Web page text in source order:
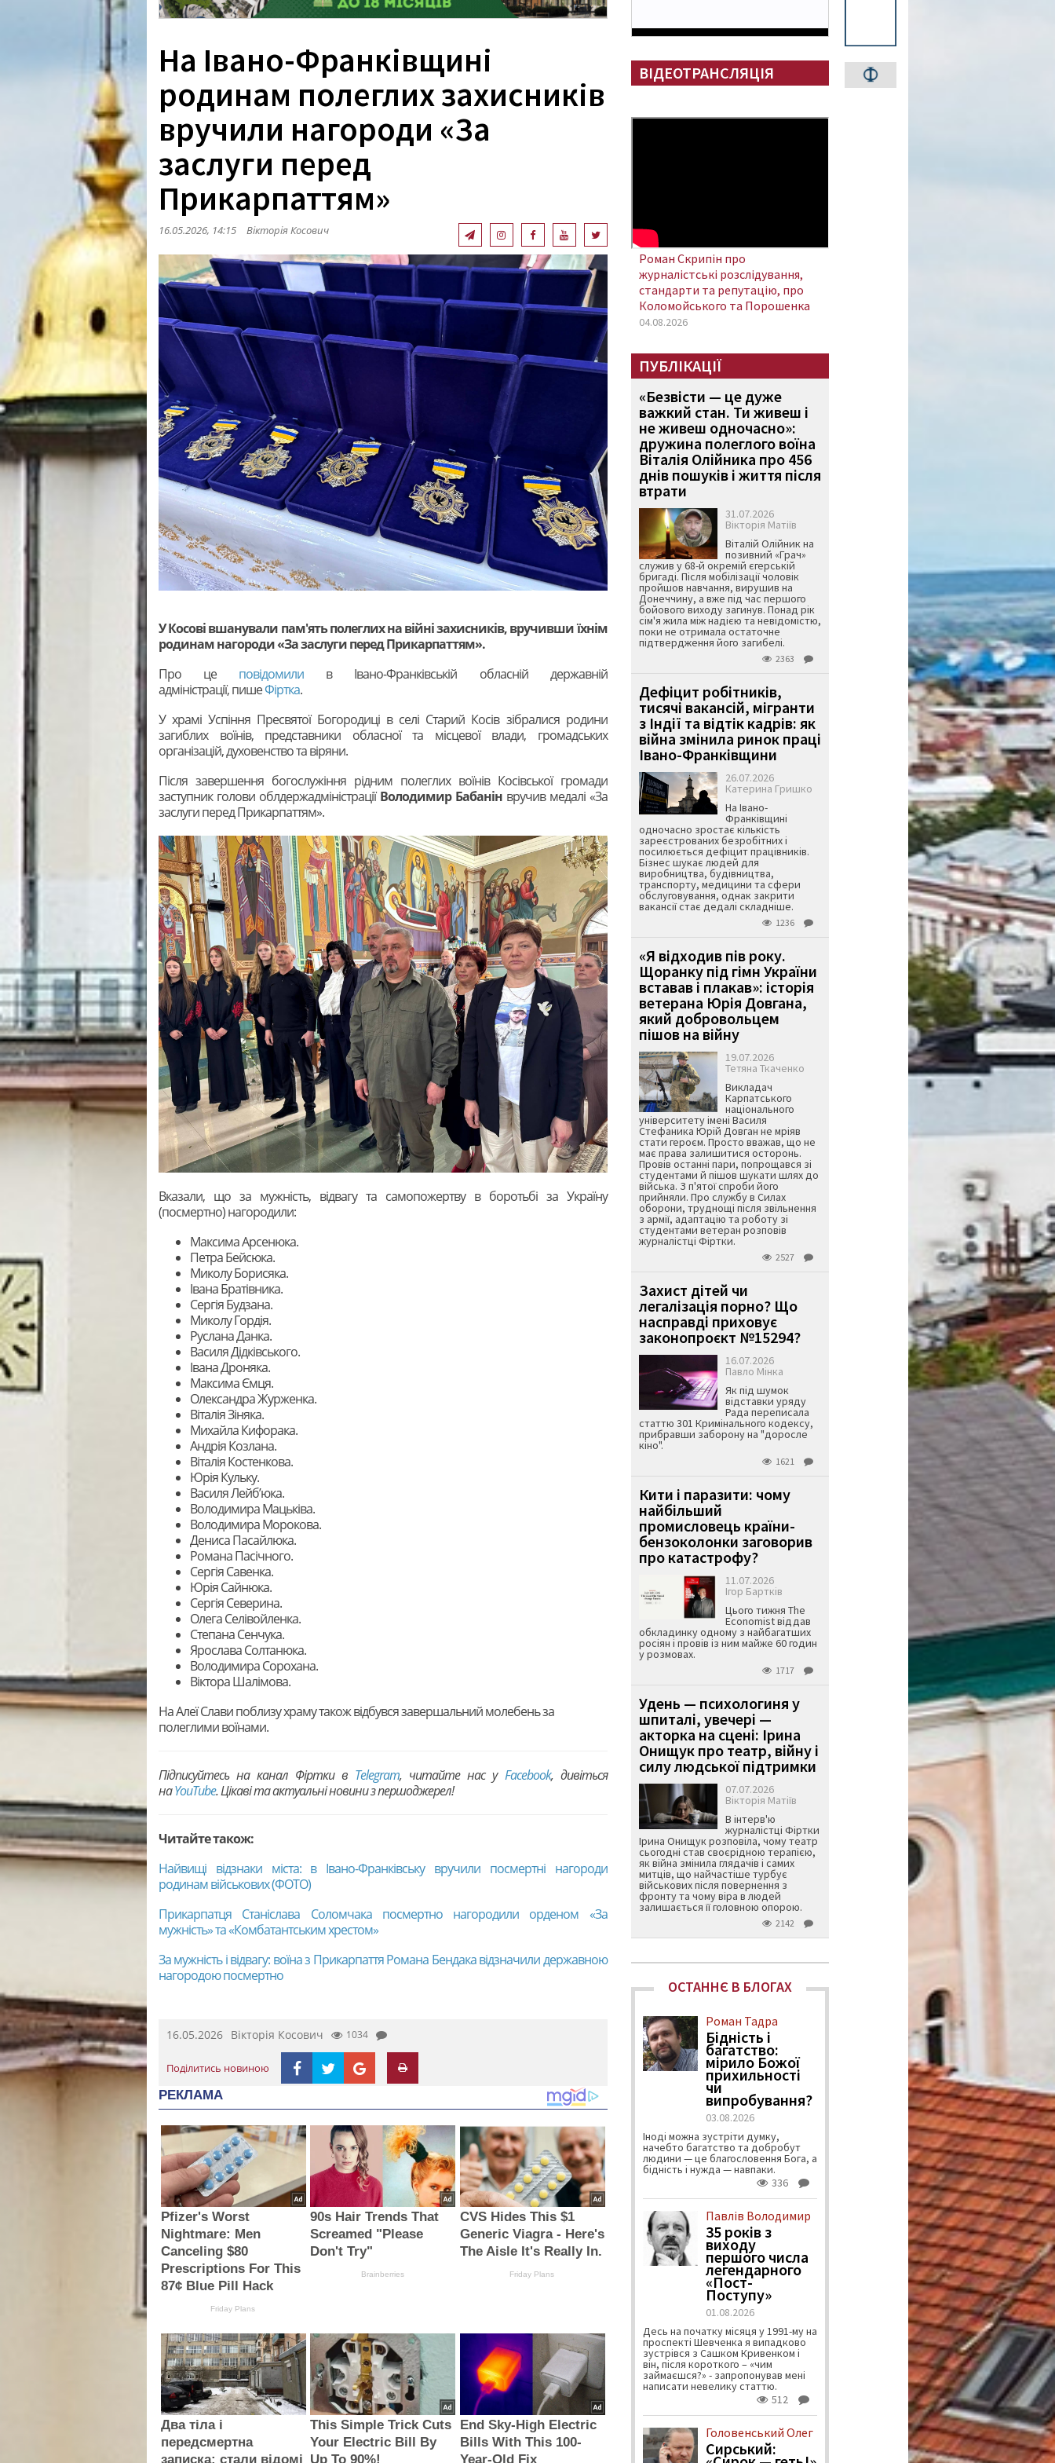
На Івано-Франківщині
родинам полеглих захисників
вручили нагороди «За
заслуги перед
Прикарпаттям»
16.05.2026, 14:15 Вікторія Косович
У Косові вшанували пам'ять полеглих на війні захисників, вручивши їхнім
родинам нагороди «За заслуги перед Прикарпаттям».
Про це повідомили в Івано-Франківській обласній державній
адміністрації, пишеФіртка.
У храмі Успіння Пресвятої Богородиці в селі Старий Косів зібралися родини
загиблих воїнів, представники обласної та місцевої влади, громадських
організацій, духовенство та віряни.
Після завершення богослужіння рідним полеглих воїнів Косівської громади
заступник голови облдержадміністрації Володимир Бабанінвручив медалі «За
заслуги перед Прикарпаттям».
Вказали, що за мужність, відвагу та самопожертву в боротьбі за Україну
(посмертно) нагородили:
Максима Арсенюка.
Петра Бейсюка.
Миколу Борисяка.
Івана Братівника.
Сергія Будзана.
Миколу Гордія.
Руслана Данка.
Василя Дідківського.
Івана Дроняка.
Максима Ємця.
Олександра Журженка.
Віталія Зіняка.
Михайла Кифорака.
Андрія Козлана.
Віталія Костенкова.
Юрія Кульку.
Василя Лейб’юка.
Володимира Мацьківа.
Володимира Морокова.
Дениса Пасайлюка.
Романа Пасічного.
Сергія Савенка.
Юрія Сайнюка.
Сергія Северина.
Олега Селівойленка.
Степана Сенчука.
Ярослава Солтанюка.
Володимира Сорохана.
Віктора Шалімова.
На Алеї Слави поблизу храму також відбувся завершальний молебень за
полеглими воїнами.
Підписуйтесь на канал Фіртки в Telegram, читайте нас у Facebook, дивіться
наYouTubе. Цікаві та актуальні новини з першоджерел!
Читайте також:
Найвищі відзнаки міста: в Івано-Франківську вручили посмертні нагороди
родинам військових (ФОТО)
Прикарпатця Станіслава Соломчака посмертно нагородили орденом «За
мужність» та «Комбатантським хрестом»
За мужність і відвагу: воїна з Прикарпаття Романа Бендака відзначили державною
нагородою посмертно
16.05.2026 Вікторія Косович 1034
Поділитись новиною
РЕКЛАМА
Pfizer's Worst
Nightmare: Men
Canceling $80
Prescriptions For This
87¢ Blue Pill Hack
Friday Plans
90s Hair Trends That
Screamed "Please
Don't Try"
Brainberries
CVS Hides This $1
Generic Viagra - Here's
The Aisle It's Really In.
Friday Plans
Два тіла і
передсмертна
записка: стали відомі
This Simple Trick Cuts
Your Electric Bill By
Up To 90%!
End Sky-High Electric
Bills With This 100-
Year-Old Fix
ВІДЕОТРАНСЛЯЦІЯ
Роман Скрипін про
журналістські розслідування,
стандарти та репутацію, про
Коломойського та Порошенка
04.08.2026
ПУБЛІКАЦІЇ
«Безвісти — це дуже
важкий стан. Ти живеш і
не живеш одночасно»:
дружина полеглого воїна
Віталія Олійника про 456
днів пошуків і життя після
втрати
31.07.2026
Вікторія Матіїв
Віталій Олійник на
позивний «Грач»
служив у 68-й окремій єгерській
бригаді. Після мобілізації чоловік
пройшов навчання, вирушив на
Донеччину, а вже під час першого
бойового виходу загинув. Понад рік
сім'я жила між надією та невідомістю,
поки не отримала остаточне
підтвердження його загибелі.
2363
Дефіцит робітників,
тисячі вакансій, мігранти
з Індії та відтік кадрів: як
війна змінила ринок праці
Івано-Франківщини
26.07.2026
Катерина Гришко
На Івано-
Франківщині
одночасно зростає кількість
зареєстрованих безробітних і
посилюється дефіцит працівників.
Бізнес шукає людей для
виробництва, будівництва,
транспорту, медицини та сфери
обслуговування, однак закрити
вакансії стає дедалі складніше.
1236
«Я відходив пів року.
Щоранку під гімн України
вставав і плакав»: історія
ветерана Юрія Довгана,
який добровольцем
пішов на війну
19.07.2026
Тетяна Ткаченко
Викладач
Карпатського
національного
університету імені Василя
Стефаника Юрій Довган не мріяв
стати героєм. Просто вважав, що не
має права залишитися осторонь.
Провів останні пари, попрощався зі
студентами й пішов шукати шлях до
війська. З п'ятої спроби його
прийняли. Про службу в Силах
оборони, труднощі після звільнення
з армії, адаптацію та роботу зі
студентами ветеран розповів
журналістці Фіртки.
2527
Захист дітей чи
легалізація порно? Що
насправді приховує
законопроєкт №15294?
16.07.2026
Павло Мінка
Як під шумок
відставки уряду
Рада переписала
статтю 301 Кримінального кодексу,
прибравши заборону на "доросле
кіно".
1621
Кити і паразити: чому
найбільший
промисловець країни-
бензоколонки заговорив
про катастрофу?
11.07.2026
Ігор Бартків
Цього тижня The
Economist віддав
обкладинку одному з найбагатших
росіян і провів із ним майже 60 годин
у розмовах.
1717
Удень — психологиня у
шпиталі, увечері —
акторка на сцені: Ірина
Онищук про театр, війну і
силу людської підтримки
07.07.2026
Вікторія Матіїв
В інтерв'ю
журналістці Фіртки
Ірина Онищук розповіла, чому театр
сьогодні став своєрідною терапією,
як війна змінила глядачів і самих
митців, що найчастіше турбує
військових після повернення з
фронту та чому віра в людей
залишається її головною опорою.
2142
ОСТАННЄ В БЛОГАХ
Роман Тадра
Бідність і
багатство:
мірило Божої
прихильності
чи
випробування?
03.08.2026
Іноді можна зустріти думку,
начебто багатство та добробут
людини — це благословення Бога, а
бідність і нужда — навпаки.
336
Павлів Володимир
35 років з
виходу
першого числа
легендарного
«Пост-
Поступу»
01.08.2026
Десь на початку місяця у 1991-му на
проспекті Шевченка я випадково
зустрівся з Сашком Кривенком і
він, після короткого – «чим
займаєшся?» - запропонував мені
написати невелику статтю.
512
Головенський Олег
Сирський: